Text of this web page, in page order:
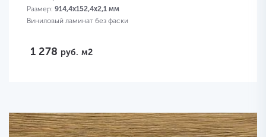
Размер: 914,4х152,4х2,1 мм
Виниловый ламинат без фаски
1 278 руб. м2